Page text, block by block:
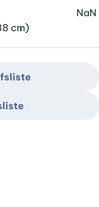
cm)
NaN